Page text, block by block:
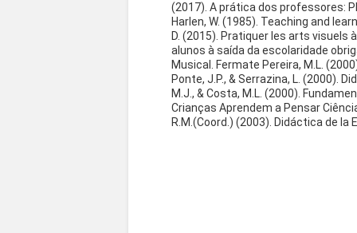
(2017). A prática dos professores:
Harlen, W. (1985). Teaching and
D. (2015). Pratiquer les arts visuels
alunos à saída da escolaridade
Musical. Fermate Pereira, M.L.
Ponte, J.P., & Serrazina, L. (2000).
M.J., & Costa, M.L. (2000).
Crianças Aprendem a Pensar
R.M.(Coord.) (2003). Didáctica de